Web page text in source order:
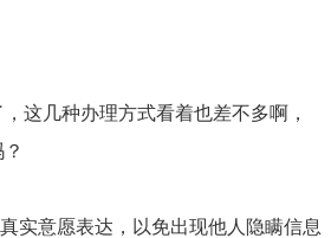
这几种办理方式看着也差不多啊，
实意愿表达，以免出现他人隐瞒信息